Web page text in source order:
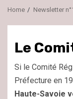
Home Newsletter
Le
Si le Comité
Préfecture en
Haute-Savoie